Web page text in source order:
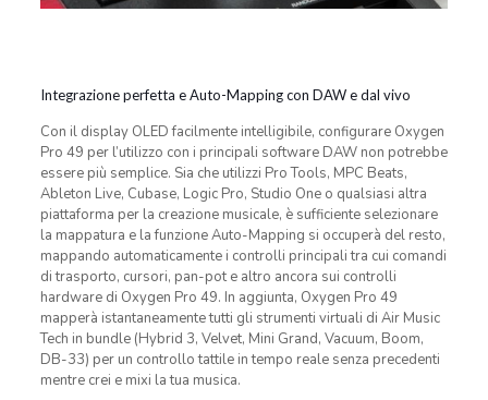
Integrazione perfetta e Auto-Mapping con DAW e dal vivo
Con il display OLED facilmente intelligibile, configurare Oxygen
Pro 49 per l’utilizzo con i principali software DAW non potrebbe
essere più semplice. Sia che utilizzi Pro Tools, MPC Beats,
Ableton Live, Cubase, Logic Pro, Studio One o qualsiasi altra
piattaforma per la creazione musicale, è sufficiente selezionare
la mappatura e la funzione Auto-Mapping si occuperà del resto,
mappando automaticamente i controlli principali tra cui comandi
di trasporto, cursori, pan-pot e altro ancora sui controlli
hardware di Oxygen Pro 49. In aggiunta, Oxygen Pro 49
mapperà istantaneamente tutti gli strumenti virtuali di Air Music
Tech in bundle (Hybrid 3, Velvet, Mini Grand, Vacuum, Boom,
DB-33) per un controllo tattile in tempo reale senza precedenti
mentre crei e mixi la tua musica.